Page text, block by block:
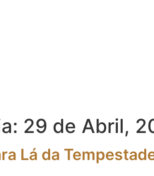
29 de Abril,
Lá da